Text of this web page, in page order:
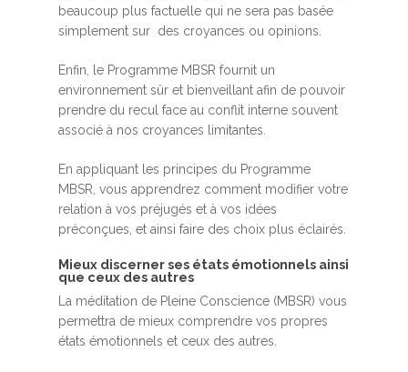
beaucoup plus factuelle qui ne sera pas basée
simplement sur des croyances ou opinions.
Enfin, le Programme MBSR fournit un
environnement sûr et bienveillant afin de pouvoir
prendre du recul face au conflit interne souvent
associé à nos croyances limitantes.
En appliquant les principes du Programme
MBSR, vous apprendrez comment modifier votre
relation à vos préjugés et à vos idées
préconçues, et ainsi faire des choix plus éclairés.
Mieux discerner ses états émotionnels ainsi
que ceux des autres
La méditation de Pleine Conscience (MBSR) vous
permettra de mieux comprendre vos propres
états émotionnels et ceux des autres.